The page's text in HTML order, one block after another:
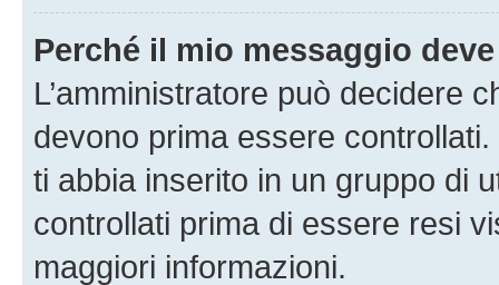
Perché il mio messaggio
L’amministratore può decidere
devono prima essere
ti abbia inserito in un gruppo di
controllati prima di essere resi
maggiori informazioni.